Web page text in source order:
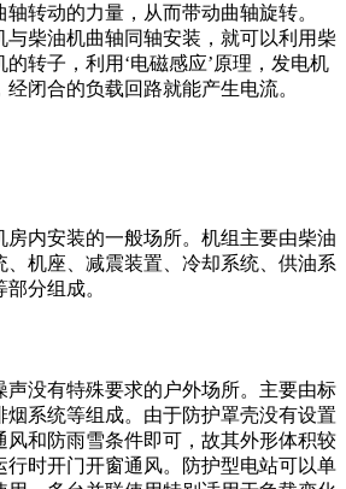
转动的力量，从而带动曲轴旋转。
与柴油机曲轴同轴安装，就可以利用柴
转子，利用‘电磁感应’原理，发电机
闭合的负载回路就能产生电流。
房内安装的一般场所。机组主要由柴油
、机座、减震装置、冷却系统、供油系
分组成。
声没有特殊要求的户外场所。主要由标
烟系统等组成。由于防护罩壳没有设置
风和防雨雪条件即可，故其外形体积较
行时开门开窗通风。防护型电站可以单